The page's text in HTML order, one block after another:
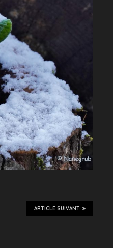
ARTICLE SUIVANT